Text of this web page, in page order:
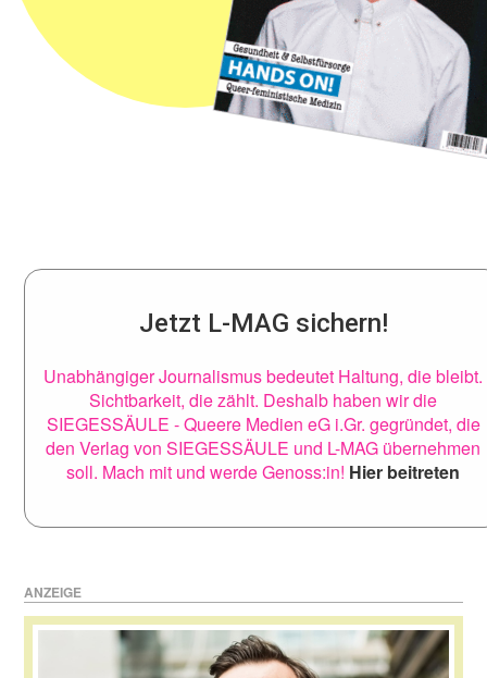
Jetzt L-MAG sichern!
Unabhängiger Journalismus bedeutet Haltung, die bleibt.
Sichtbarkeit, die zählt. Deshalb haben wir die
SIEGESSÄULE - Queere Medien eG i.Gr. gegründet, die
den Verlag von SIEGESSÄULE und L-MAG übernehmen
soll. Mach mit und werde Genoss:in! Hier beitreten
ANZEIGE